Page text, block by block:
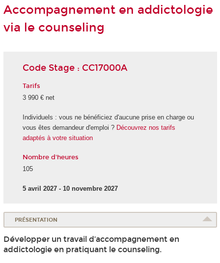
Accompagnement en addictologie
via le counseling
Code Stage : CC17000A
Tarifs
3 990 € net
Individuels : vous ne bénéficiez d'aucune prise en charge ou
vous êtes demandeur d'emploi ? Découvrez nos tarifs
adaptés à votre situation
Nombre d'heures
105
5 avril 2027 - 10 novembre 2027
PRÉSENTATION
Développer un travail d’accompagnement en
addictologie en pratiquant le counseling.